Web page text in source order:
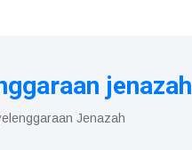
jenazah
Jenazah